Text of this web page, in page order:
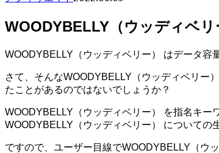
WOODYBELLY（ウッディベ
WOODYBELLY（ウッディベリー） はデータ容
さて、そんなWOODYBELLY（ウッディベリー
たことがあるのではないでしょうか？
WOODYBELLY（ウッディベリー） を指名キー
WOODYBELLY（ウッディベリー） についての
ですので、ユーザー目線でWOODYBELLY（ウ